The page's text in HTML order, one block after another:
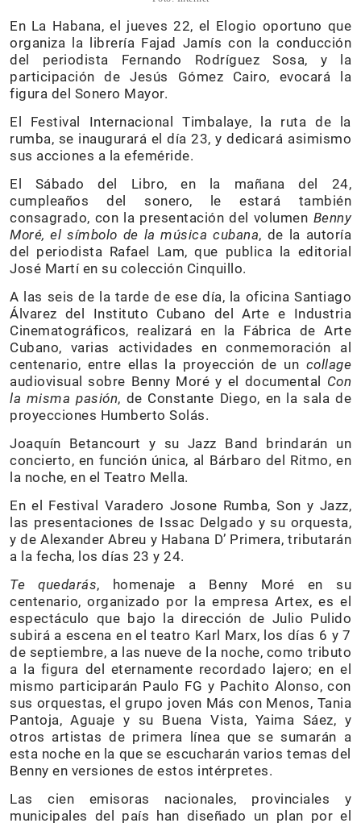
En La Habana, el jueves 22, el Elogio oportuno que
organiza la librería Fajad Jamís con la conducción
del periodista Fernando Rodríguez Sosa, y la
participación de Jesús Gómez Cairo, evocará la
figura del Sonero Mayor.
El Festival Internacional Timbalaye, la ruta de la
rumba, se inaugurará el día 23, y dedicará asimismo
sus acciones a la efeméride.
El Sábado del Libro, en la mañana del 24,
cumpleaños del sonero, le estará también
consagrado, con la presentación del volumen Benny
Moré, el símbolo de la música cubana, de la autoría
del periodista Rafael Lam, que publica la editorial
José Martí en su colección Cinquillo.
A las seis de la tarde de ese día, la oficina Santiago
Álvarez del Instituto Cubano del Arte e Industria
Cinematográficos, realizará en la Fábrica de Arte
Cubano, varias actividades en conmemoración al
centenario, entre ellas la proyección de un collage
audiovisual sobre Benny Moré y el documental Con
la misma pasión, de Constante Diego, en la sala de
proyecciones Humberto Solás.
Joaquín Betancourt y su Jazz Band brindarán un
concierto, en función única, al Bárbaro del Ritmo, en
la noche, en el Teatro Mella.
En el Festival Varadero Josone Rumba, Son y Jazz,
las presentaciones de Issac Delgado y su orquesta,
y de Alexander Abreu y Habana D’ Primera, tributarán
a la fecha, los días 23 y 24.
Te quedarás, homenaje a Benny Moré en su
centenario, organizado por la empresa Artex, es el
espectáculo que bajo la dirección de Julio Pulido
subirá a escena en el teatro Karl Marx, los días 6 y 7
de septiembre, a las nueve de la noche, como tributo
a la figura del eternamente recordado lajero; en el
mismo participarán Paulo FG y Pachito Alonso, con
sus orquestas, el grupo joven Más con Menos, Tania
Pantoja, Aguaje y su Buena Vista, Yaima Sáez, y
otros artistas de primera línea que se sumarán a
esta noche en la que se escucharán varios temas del
Benny en versiones de estos intérpretes.
Las cien emisoras nacionales, provinciales y
municipales del país han diseñado un plan por el